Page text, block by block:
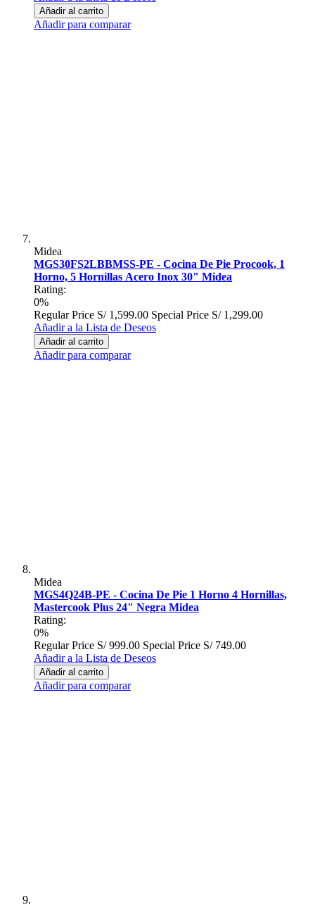
Añadir al carrito
Añadir para comparar
Midea
MGS30FS2LBBMSS-PE - Cocina De Pie Procook, 1
Horno, 5 Hornillas Acero Inox 30" Midea
Rating:
0%
Regular Price S/ 1,599.00 Special Price S/ 1,299.00
Añadir a la Lista de Deseos
Añadir al carrito
Añadir para comparar
Midea
MGS4Q24B-PE - Cocina De Pie 1 Horno 4 Hornillas,
Mastercook Plus 24" Negra Midea
Rating:
0%
Regular Price S/ 999.00 Special Price S/ 749.00
Añadir a la Lista de Deseos
Añadir al carrito
Añadir para comparar